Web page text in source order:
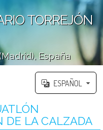
TORREJÓN
España
ESPAÑOL
DE LA CALZADA